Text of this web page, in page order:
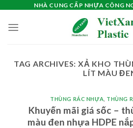
content
NHÀ CUNG CẤP NHỰA CÔNG
TAG ARCHIVES:XẢ KHO
LÍT MÀU
THÙNG RÁC NHỰA THÙNG
Khuyến mãi giá sốc –
màu đen nhựa HDPE